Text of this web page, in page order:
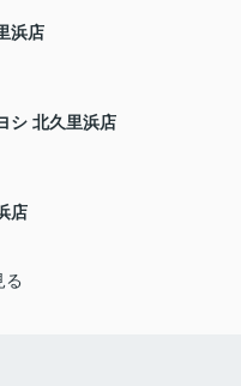
浜店
シ 北久里浜店
店
る